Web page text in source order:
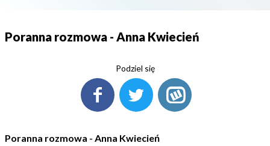
Poranna rozmowa - Anna Kwiecień
Podziel się
Poranna rozmowa - Anna Kwiecień